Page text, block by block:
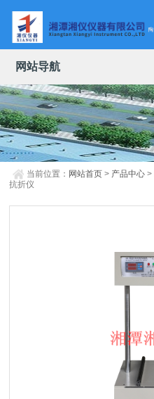
网站导航
当前位置： 网站首页 > 产品中心 >
抗折仪